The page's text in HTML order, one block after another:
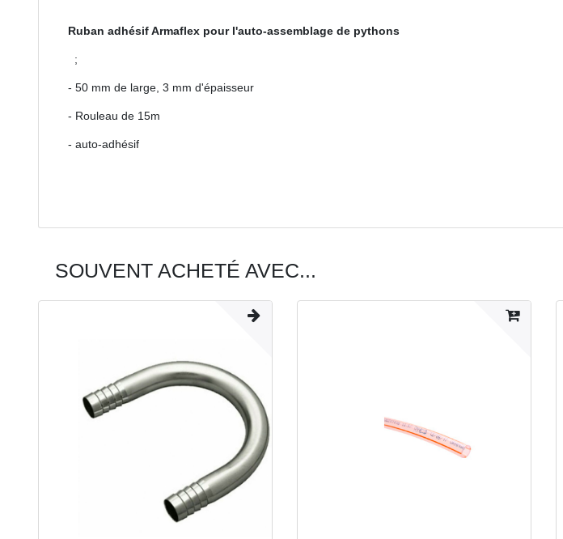
Ruban adhésif Armaflex pour l'auto-assemblage de pythons
;
- 50 mm de large, 3 mm d'épaisseur
- Rouleau de 15m
- auto-adhésif
SOUVENT ACHETÉ AVEC...